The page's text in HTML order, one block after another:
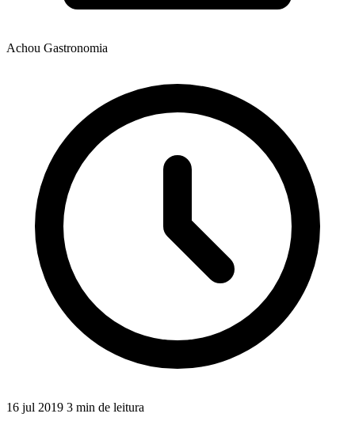
Achou Gastronomia
16 jul 2019 3 min de leitura